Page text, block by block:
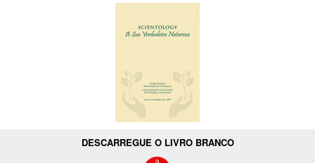
DESCARREGUE O LIVRO BRANCO